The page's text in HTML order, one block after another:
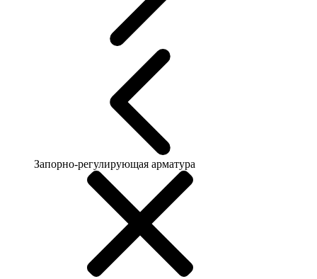
Запорно-регулирующая арматура